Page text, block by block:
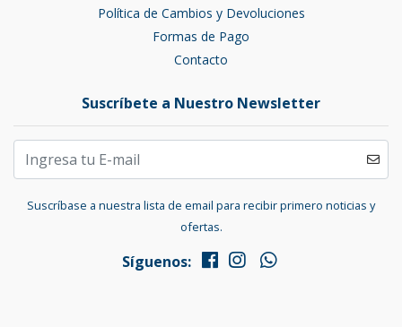
Política de Cambios y Devoluciones
Formas de Pago
Contacto
Suscríbete a Nuestro Newsletter
Suscríbase a nuestra lista de email para recibir primero noticias y
ofertas.
Síguenos: